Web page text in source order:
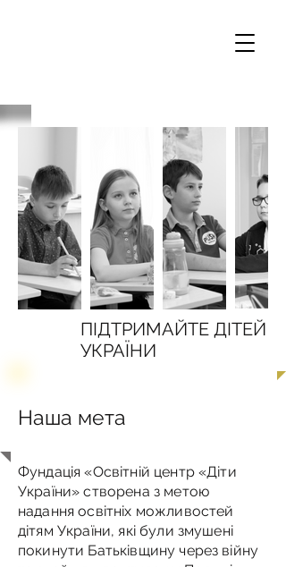
ПІДТРИМАЙТЕ ДІТЕЙ
УКРАЇНИ
Наша мета
Фундація «Освітній центр «Діти
України» створена з метою
надання освітніх можливостей
дітям України, які були змушені
покинути Батьківщину через війну